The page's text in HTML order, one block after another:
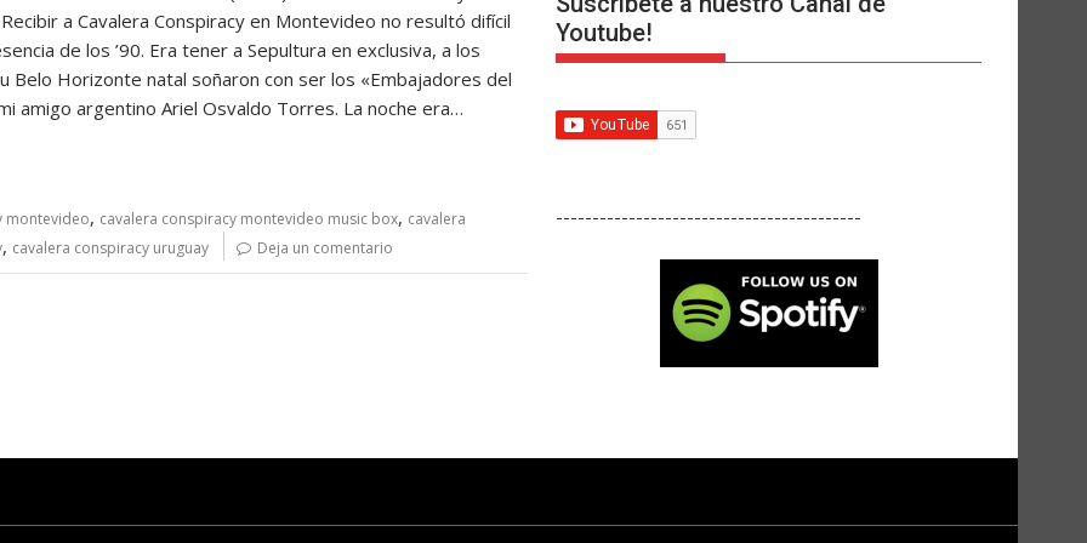
a Cavalera Conspiracy en Montevideo no resultó difícil
de los ’90. Era tener a Sepultura en exclusiva, a los
Belo Horizonte natal soñaron con ser los «Embajadores del
amigo argentino Ariel Osvaldo Torres. La noche era…
montevideo, cavalera conspiracy montevideo music box, cavalera
, cavalera conspiracy uruguay Deja un comentario
Youtube!
------------------------------------------